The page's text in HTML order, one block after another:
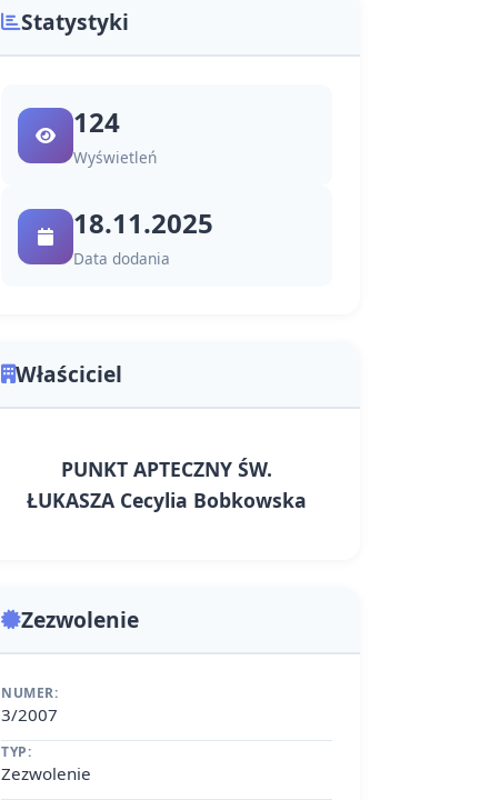
Statystyki
124
Wyświetleń
18.11.2025
Data dodania
Właściciel
PUNKT APTECZNY ŚW.
ŁUKASZA Cecylia Bobkowska
Zezwolenie
NUMER:
3/2007
TYP:
Zezwolenie